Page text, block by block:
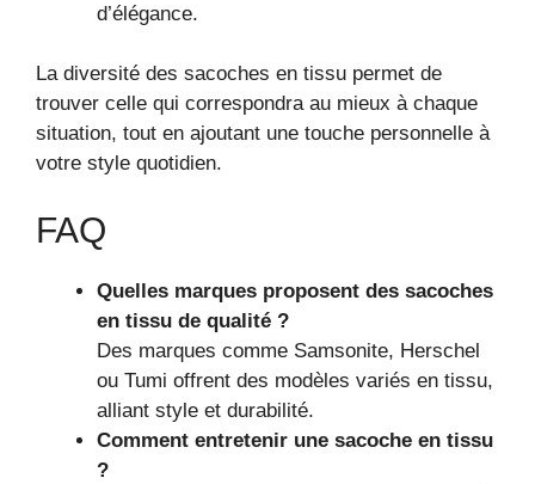
d’élégance.
La diversité des sacoches en tissu permet de
trouver celle qui correspondra au mieux à chaque
situation, tout en ajoutant une touche personnelle à
votre style quotidien.
FAQ
Quelles marques proposent des sacoches
en tissu de qualité ?
Des marques comme Samsonite, Herschel
ou Tumi offrent des modèles variés en tissu,
alliant style et durabilité.
Comment entretenir une sacoche en tissu
?